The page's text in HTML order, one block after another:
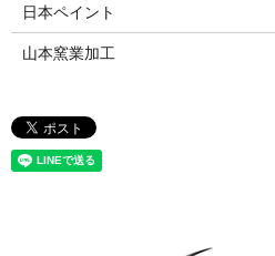
日本ペイント
山本窯業加工